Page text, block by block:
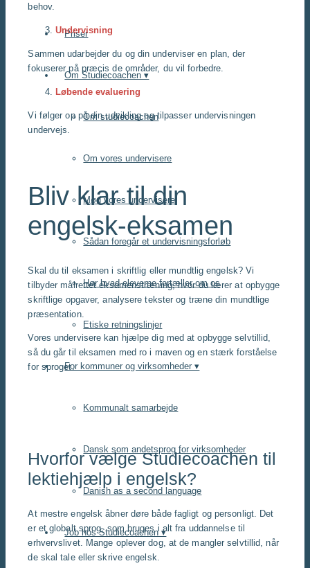
Priser
Om Studiecoachen ▾
Om studiecoachen
Om vores undervisere
Mød vores undervisere
Sådan foregår et undervisningsforløb
Hør hvad eleverne fortæller om os
Etiske retningslinjer
For kommuner og virksomheder ▾
Kommunalt samarbejde
Dansk som andetsprog for virksomheder
Danish as a second language
Job hos Studiecoachen ▾
behov.
Undervisning
Sammen udarbejder du og din underviser en plan, der
fokuserer på præcis de områder, du vil forbedre.
Løbende evaluering
Vi følger op på din udvikling og tilpasser undervisningen
undervejs.
Bliv klar til din
engelsk-eksamen
Skal du til eksamen i skriftlig eller mundtlig engelsk? Vi
tilbyder målrettet eksamenstræning, hvor du lærer at opbygge
skriftlige opgaver, analysere tekster og træne din mundtlige
præsentation.
Vores undervisere kan hjælpe dig med at opbygge selvtillid,
så du går til eksamen med ro i maven og en stærk forståelse
for sproget.
Hvorfor vælge Studiecoachen til
lektiehjælp i engelsk?
At mestre engelsk åbner døre både fagligt og personligt. Det
er et globalt sprog, som bruges i alt fra uddannelse til
erhvervslivet. Mange oplever dog, at de mangler selvtillid, når
de skal tale eller skrive engelsk.